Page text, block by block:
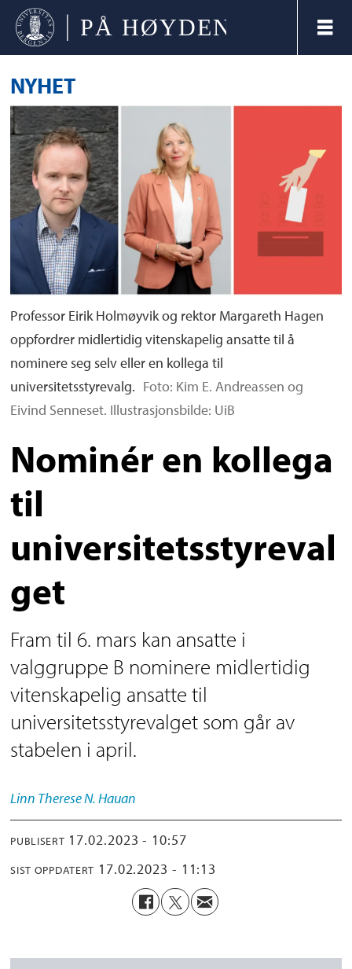
NYHET
Professor Eirik Holmøyvik og rektor Margareth Hagen
oppfordrer midlertidig vitenskapelig ansatte til å
nominere seg selv eller en kollega til
universitetsstyrevalg. Foto: Kim E. Andreassen og
Eivind Senneset. Illustrasjonsbilde: UiB
Nominér en kollega
til
universitetsstyreval
get
Fram til 6. mars kan ansatte i
valggruppe B nominere midlertidig
vitenskapelig ansatte til
universitetsstyrevalget som går av
stabelen i april.
Linn Therese N.Hauan
PUBLISERT 17.02.2023 - 10:57
SIST OPPDATERT 17.02.2023 - 11:13